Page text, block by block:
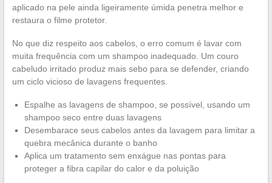
aplicado na pele ainda ligeiramente úmida penetra melhor e
restaura o filme protetor.
No que diz respeito aos cabelos, o erro comum é lavar com
muita frequência com um shampoo inadequado. Um couro
cabeludo irritado produz mais sebo para se defender, criando
um ciclo vicioso de lavagens frequentes.
Espalhe as lavagens de shampoo, se possível, usando um
shampoo seco entre duas lavagens
Desembarace seus cabelos antes da lavagem para limitar a
quebra mecânica durante o banho
Aplica um tratamento sem enxágue nas pontas para
proteger a fibra capilar do calor e da poluição